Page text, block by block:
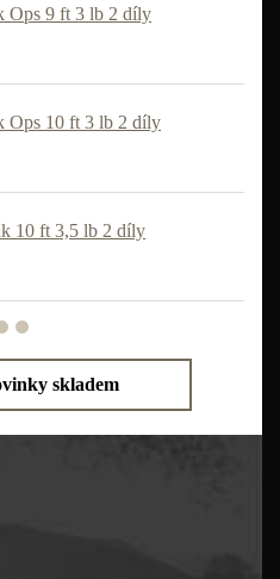
Ops 9 ft 3 lb 2 díly
Ops 10 ft 3 lb 2 díly
10 ft 3,5 lb 2 díly
skladem